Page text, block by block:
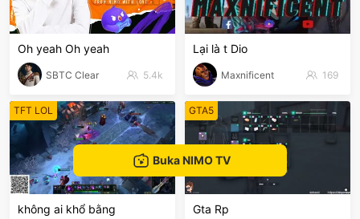
Oh yeah Oh yeah
SBTC Clear 5.4k
Lại là t Dio
Maxnificent 169
TFT LOL
không ai khổ bằng
GTA5
Gta Rp
Buka NIMO TV